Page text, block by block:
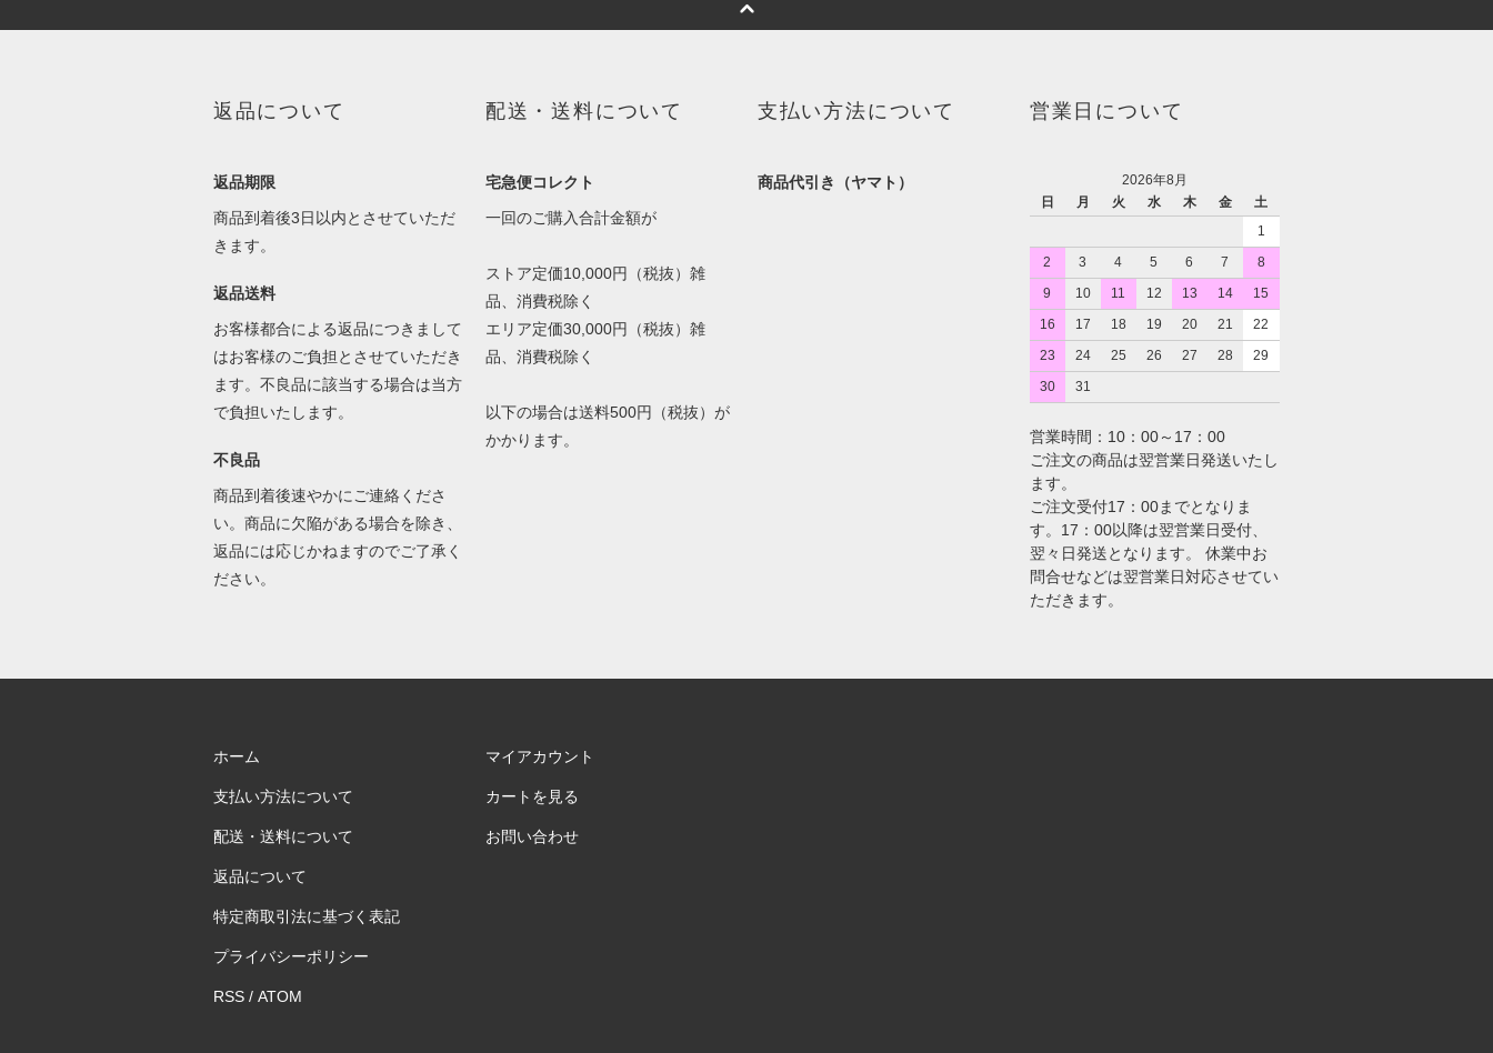
返品について
返品期限
商品到着後3日以内とさせていただ
きます。
返品送料
お客様都合による返品につきまして
はお客様のご負担とさせていただき
ます。不良品に該当する場合は当方
で負担いたします。
不良品
商品到着後速やかにご連絡くださ
い。商品に欠陥がある場合を除き、
返品には応じかねますのでご了承く
ださい。
配送・送料について
宅急便コレクト
一回のご購入合計金額が
ストア定価10,000円（税抜）雑
品、消費税除く
エリア定価30,000円（税抜）雑
品、消費税除く
以下の場合は送料500円（税抜）が
かかります。
支払い方法について
商品代引き（ヤマト）
営業日について
2026年8月
日
月 火 水 木 金
土
1
2
3 4 5 6 7
8
9
10 11 12 13 14
15
16
17 18 19 20 21
22
23
24 25 26 27 28
29
30
31
営業時間：10：00～17：00
ご注文の商品は翌営業日発送いたし
ます。
ご注文受付17：00までとなりま
す。17：00以降は翌営業日受付、
翌々日発送となります。 休業中お
問合せなどは翌営業日対応させてい
ただきます。
ホーム
支払い方法について
配送・送料について
返品について
特定商取引法に基づく表記
プライバシーポリシー
RSS/ ATOM
マイアカウント
カートを見る
お問い合わせ